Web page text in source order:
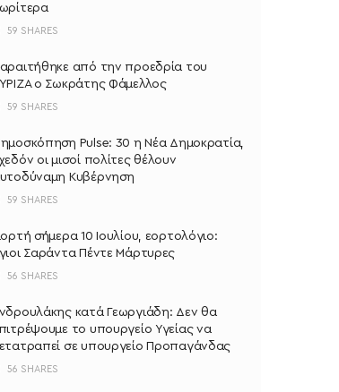
59 SHARES
από την προεδρία του
ο Σωκράτης Φάμελλος
59 SHARES
Pulse: 30 η Νέα Δημοκρατία,
οι μισοί πολίτες θέλουν
Κυβέρνηση
59 SHARES
σήμερα 10 Ιουλίου, εορτολόγιο:
Σαράντα Πέντε Μάρτυρες
56 SHARES
κατά Γεωργιάδη: Δεν θα
το υπουργείο Υγείας να
σε υπουργείο Προπαγάνδας
56 SHARES